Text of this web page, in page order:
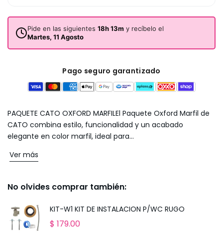
Pide en las siguientes 18h 13m y recíbelo el
Martes, 11 Agosto
Pago seguro garantizado
PAQUETE CATO OXFORD MARFILEl Paquete Oxford Marfil de
CATO combina estilo, funcionalidad y un acabado
elegante en color marfil, ideal para...
Ver más
No olvides comprar también:
KIT-W1 KIT DE INSTALACION P/WC RUGO
$ 179.00